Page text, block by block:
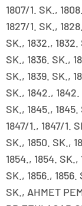
1807/1. SK.,
1827/1. SK.,
SK., 1832., 1832.
SK., 1836. SK.,
SK., 1839. SK.,
SK., 1842.,
SK., 1845., 1845.
1847/1., 1847/1.
SK., 1850. SK.,
1854., 1854. SK.,
SK., 1856., 1856.
SK., AHMET